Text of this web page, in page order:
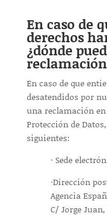
En caso de
derechos
¿dónde
En caso de que
desatendidos por
una reclamación en
Protección de
siguientes:
· Sede
·Dirección
Agencia
C/ Jorge Juan,